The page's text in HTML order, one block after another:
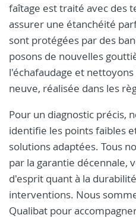
faîtage est traité avec des
assurer une étanchéité
sont protégées par des
posons de nouvelles
l'échafaudage et
neuve, réalisée dans les
Pour un diagnostic précis,
identifie les points faibles
solutions adaptées. Tous
par la garantie décennale,
d'esprit quant à la
interventions. Nous
Qualibat pour